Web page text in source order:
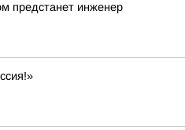
предстанет инженер